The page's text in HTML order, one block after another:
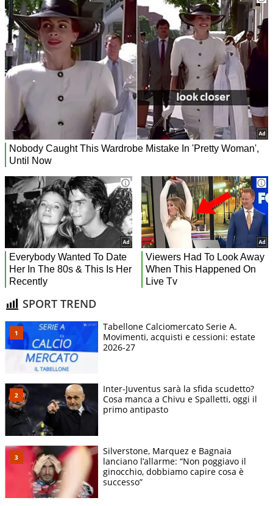
SPORT TREND
Tabellone Calciomercato Serie A.
Movimenti, acquisti e cessioni: estate
2026-27
Inter-Juventus sarà la sfida scudetto?
Cosa manca a Chivu e Spalletti, oggi il
primo antipasto
Silverstone, Marquez e Bagnaia
lanciano l’allarme: “Non poggiavo il
ginocchio, dobbiamo capire cosa è
successo”